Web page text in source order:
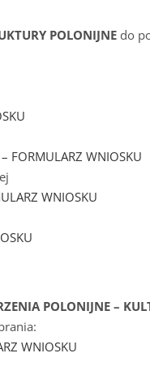
POLONIJNE do
FORMULARZ WNIOSKU
WNIOSKU
POLONIJNE –
WNIOSKU